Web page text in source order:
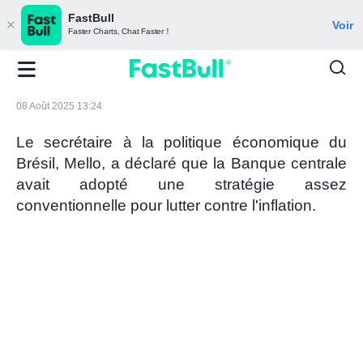
FastBull
Faster Charts, Chat Faster！ Voir
08 Août 2025 13:24
Le secrétaire à la politique économique du
Brésil, Mello, a déclaré que la Banque centrale
avait adopté une stratégie assez
conventionnelle pour lutter contre l'inflation.